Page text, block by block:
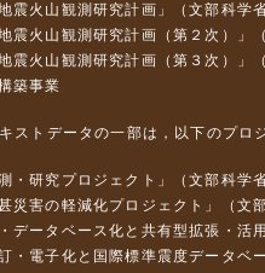
震火山観測研究計画」（文部科学
震火山観測研究計画（第２次）」
震火山観測研究計画（第３次）」
築事業
ストデータの一部は，以下のプロ
・研究プロジェクト」（文部科
災害の軽減化プロジェクト」（
データベース化と共有型拡張・
・電子化と国際標準震度データ